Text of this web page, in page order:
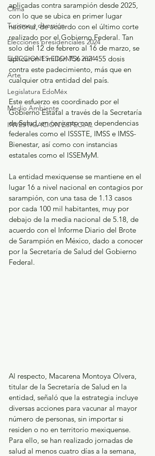
Clima
Turismo y diversión
Elecciones presidenciales 2024
ELECCIONES EDOMEX 2024
Arte
Legislatura EdoMéx
Medio Ambiente
INVESTIGACIÓN ESPECIAL
aplicadas contra sarampión desde 2025,
con lo que se ubica en primer lugar
nacional, de acuerdo con el último corte
realizado por el Gobierno Federal. Tan
solo del 12 de febrero al 16 de marzo, se
aplicaron 1 millón 756 mil 455 dosis
contra este padecimiento, más que en
cualquier otra entidad del país.
Este esfuerzo es coordinado por el
Gobierno Estatal a través de la Secretaría
de Salud, en conjunto con dependencias
federales como el ISSSTE, IMSS e IMSS-
Bienestar, así como con instancias
estatales como el ISSEMyM.
La entidad mexiquense se mantiene en el
lugar 16 a nivel nacional en contagios por
sarampión, con una tasa de 1.13 casos
por cada 100 mil habitantes, muy por
debajo de la media nacional de 5.18, de
acuerdo con el Informe Diario del Brote
de Sarampión en México, dado a conocer
por la Secretaría de Salud del Gobierno
Federal.
Al respecto, Macarena Montoya Olvera,
titular de la Secretaría de Salud en la
entidad, señaló que la estrategia incluye
diversas acciones para vacunar al mayor
número de personas, sin importar si
residen o no en territorio mexiquense.
Para ello, se han realizado jornadas de
salud al menos cuatro días a la semana,